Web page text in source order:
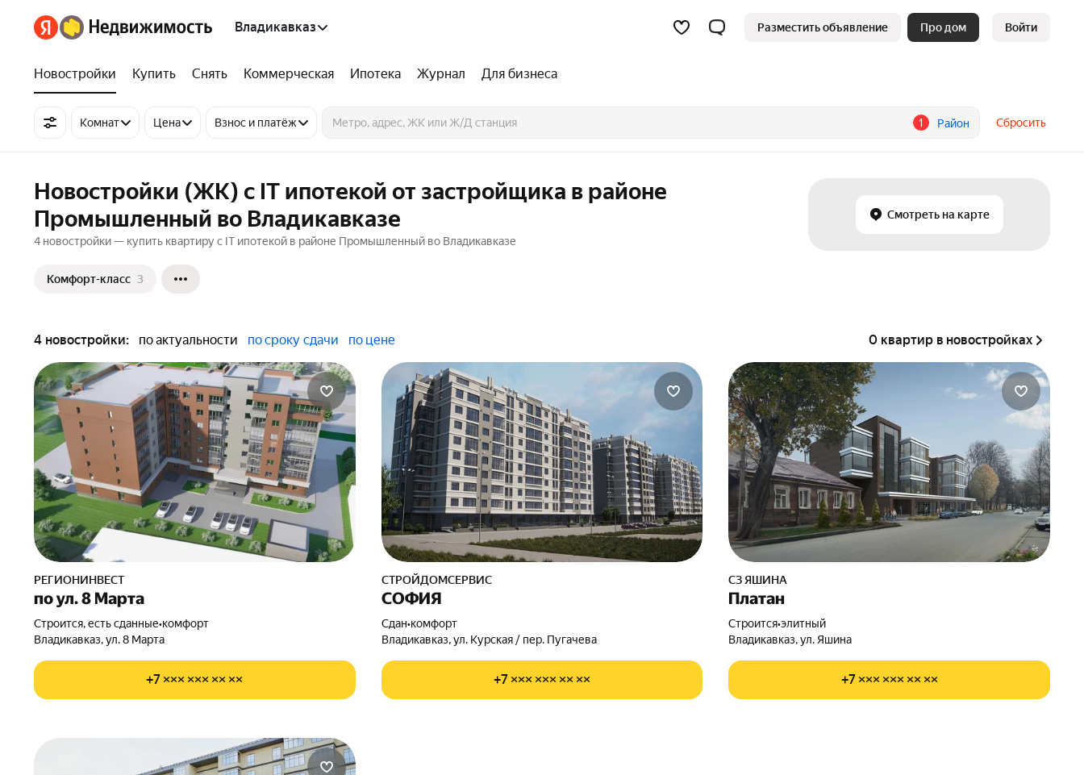
Владикавказ Разместить объявление Про дом Войти
Новостройки Купить Снять Коммерческая Ипотека Журнал Для бизнеса
Комнат Цена Взнос и платёж 1 Район Сбросить
Новостройки (ЖК) с IT ипотекой от застройщика в районе
Промышленный во Владикавказе
4 новостройки — купить квартиру с IT ипотекой в районе Промышленный во Владикавказе
Комфорт-класс 3
Смотреть на карте
4 новостройки: по актуальности по сроку сдачи по цене 0 квартир в новостройках
РЕГИОНИНВЕСТ
по ул. 8 Марта
Строится, есть сданные•комфорт
Владикавказ, ул. 8 Марта
+7 ××× ××× ×× ××
СТРОЙДОМСЕРВИС
СОФИЯ
Сдан•комфорт
Владикавказ, ул. Курская / пер. Пугачева
+7 ××× ××× ×× ××
СЗ ЯШИНА
Платан
Строится•элитный
Владикавказ, ул. Яшина
+7 ××× ××× ×× ××